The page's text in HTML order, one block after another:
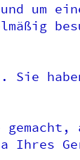
um
Ihres